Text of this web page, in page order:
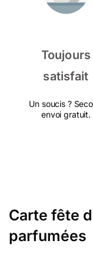
Toujours
satisfait
Un soucis ?
envoi gratuit.
Carte fête
parfumées